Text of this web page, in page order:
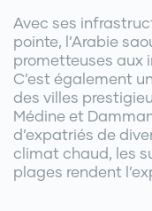
Avec ses
pointe, l’Arabie
prometteuses aux
C’est également
des villes
Médine et
d’expatriés de
climat chaud, les
plages rendent